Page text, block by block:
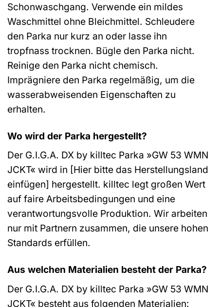
Schonwaschgang. Verwende ein mildes
Waschmittel ohne Bleichmittel. Schleudere
den Parka nur kurz an oder lasse ihn
tropfnass trocknen. Bügle den Parka nicht.
Reinige den Parka nicht chemisch.
Imprägniere den Parka regelmäßig, um die
wasserabweisenden Eigenschaften zu
erhalten.
Wo wird der Parka hergestellt?
Der G.I.G.A. DX by killtec Parka »GW 53 WMN
JCKT« wird in [Hier bitte das Herstellungsland
einfügen] hergestellt. killtec legt großen Wert
auf faire Arbeitsbedingungen und eine
verantwortungsvolle Produktion. Wir arbeiten
nur mit Partnern zusammen, die unsere hohen
Standards erfüllen.
Aus welchen Materialien besteht der Parka?
Der G.I.G.A. DX by killtec Parka »GW 53 WMN
JCKT« besteht aus folgenden Materialien: